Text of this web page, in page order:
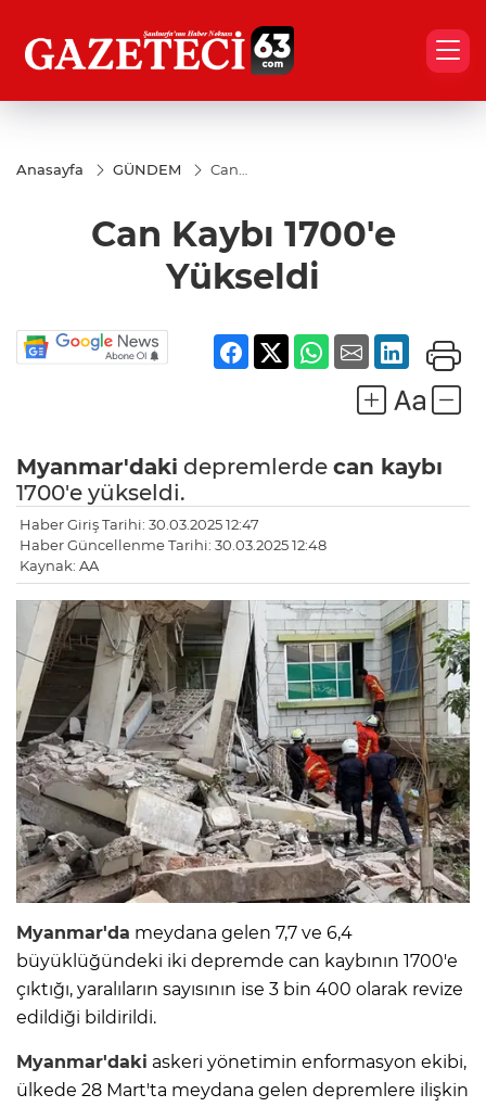
Anasayfa GÜNDEM
Can
Yükseldi
Can Kaybı 1700'e
Yükseldi
Myanmar'daki depremlerde can kaybı
1700'e yükseldi.
Haber Giriş Tarihi: 30.03.2025 12:47
Haber Güncellenme Tarihi: 30.03.2025 12:48
Kaynak: AA
Myanmar'da meydana gelen 7,7 ve 6,4
büyüklüğündeki iki depremde can kaybının 1700'e
çıktığı, yaralıların sayısının ise 3 bin 400 olarak revize
edildiği bildirildi.
Myanmar'daki askeri yönetimin enformasyon ekibi,
ülkede 28 Mart'ta meydana gelen depremlere ilişkin